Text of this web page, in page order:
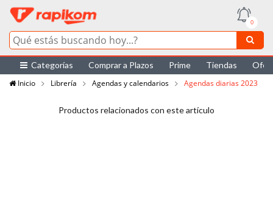
0
Categorías Comprar a Plazos Prime Tiendas
Inicio
Librería Agendas y calendarios Agendas diarias 2023
Productos relacionados con este artículo